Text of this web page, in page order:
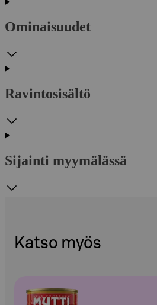
Ominaisuudet
Ravintosisältö
Sijainti myymälässä
Katso myös